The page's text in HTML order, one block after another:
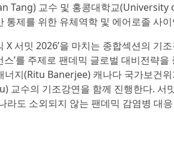
Tang) 교수 및 홍콩대학교
통제를 위한 유체역학 및 에어로졸 사
X 서밋 2026’을 마치는 종합섹션의 기
’를 주제로 팬데믹 글로벌 대비전략
너지(Ritu Banerjee) 캐나다 국가보건
교수의 기조강연을 함께 진행한다. 서
라도 소외되지 않는 팬데믹 감염병 대